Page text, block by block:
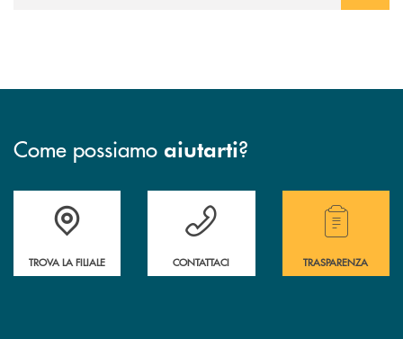
Come possiamo aiutarti?
Accedi all' elenco completo delle filiali .
TROVA LA FILIALE
Hai bisogno di assistenza immediata?
CONTATTACI
Hai bisogno di
TRASPARENZA